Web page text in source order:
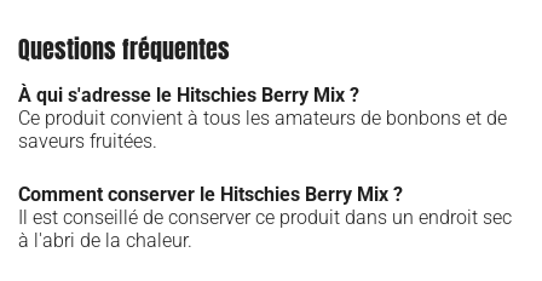
Questions fréquentes
À qui s'adresse le Hitschies Berry Mix ?
Ce produit convient à tous les amateurs de bonbons et de
saveurs fruitées.
Comment conserver le Hitschies Berry Mix ?
Il est conseillé de conserver ce produit dans un endroit sec
à l'abri de la chaleur.